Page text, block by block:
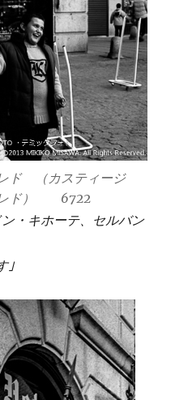
（カスティージ
レド） 6722
・キホーテ、セルバン
｣